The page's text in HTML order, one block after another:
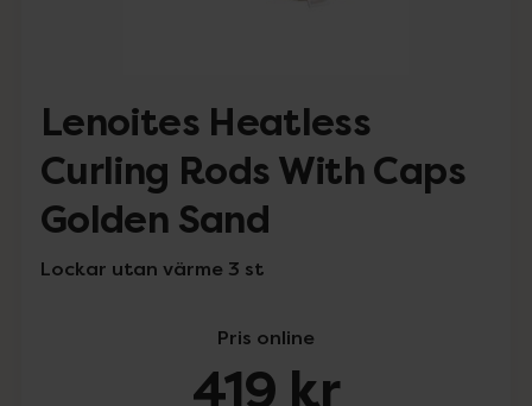
Lenoites Heatless
Curling Rods With Caps
Golden Sand
Lockar utan värme 3 st
Pris online
419 kr